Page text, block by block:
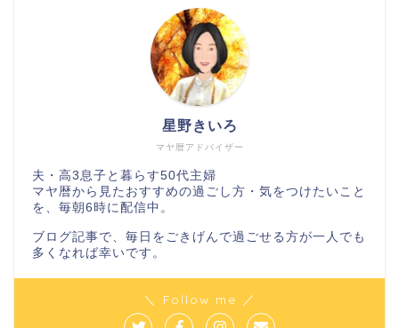
マヤ暦アドバイザー
星野きいろ
夫・高3息子と暮らす50代主婦
マヤ暦から見たおすすめの過ごし方・気をつけたいこと
を、毎朝6時に配信中。
ブログ記事で、毎日をごきげんで過ごせる方が一人でも
多くなれば幸いです。
＼ Follow me ／